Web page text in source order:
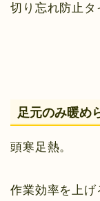
切り忘れ防止タ
足元のみ暖め
頭寒足熱。
作業効率を上